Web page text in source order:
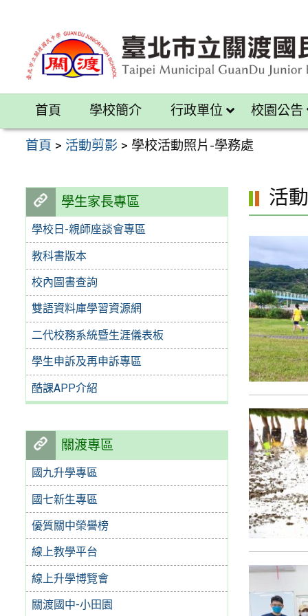
內
區
首頁 學校簡介 行政單位 校園公告
首頁 > 活動剪影 > 學校活動照片-學務處
學生家長專區
學校日-親師座談會專區
教科書版本
校內圖書查詢
雙語資料庫學習資源網
二代校務系統暨生涯儀表板
學生申訴及再申訴專區
酷課APP介紹
關渡專區
國九升學專區
國七新生專區
優質關中榮譽榜
線上教學平台
線上升學博覽會
關渡國中-小田園
活